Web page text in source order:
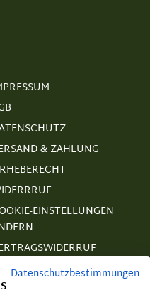
& ZAHLUNG
EINSTELLUNGEN
Datenschutzbestimmungen